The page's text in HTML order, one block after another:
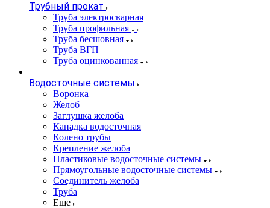
Трубный прокат
Труба электросварная
Труба профильная
Труба бесшовная
Труба ВГП
Труба оцинкованная
Водосточные системы
Воронка
Желоб
Заглушка желоба
Канадка водосточная
Колено трубы
Крепление желоба
Пластиковые водосточные системы
Прямоугольные водосточные системы
Соединитель желоба
Труба
Еще